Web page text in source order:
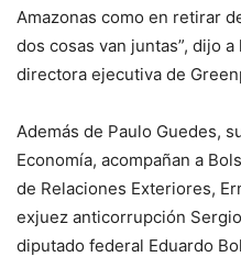
Amazonas como en retirar
dos cosas van juntas”, dijo
directora ejecutiva de
Además de Paulo Guedes,
Economía, acompañan a
de Relaciones Exteriores,
exjuez anticorrupción
diputado federal Eduardo